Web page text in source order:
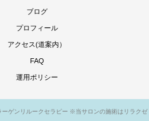
ブログ
プロフィール
アクセス(道案内）
FAQ
運用ポリシー
ゲンリルークセラピー ※当サロンの施術はリラクゼ